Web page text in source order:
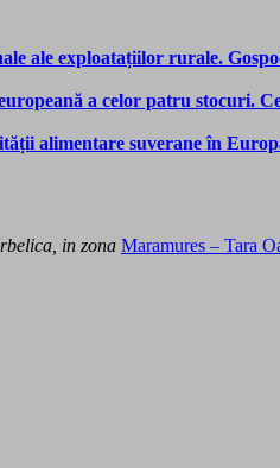
ale exploatațiilor rurale.
a celor patru stocuri.
alimentare suverane în
in zona Maramures – Tara